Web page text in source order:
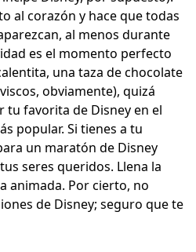
al corazón y hace que todas
al menos durante
es el momento perfecto
una taza de chocolate
obviamente), quizá
tu favorita de Disney en el
popular. Si tienes a tu
un maratón de Disney
seres queridos. Llena la
animada. Por cierto, no
de Disney; seguro que te